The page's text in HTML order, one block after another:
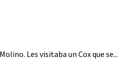
Les visitaba un Cox que se...